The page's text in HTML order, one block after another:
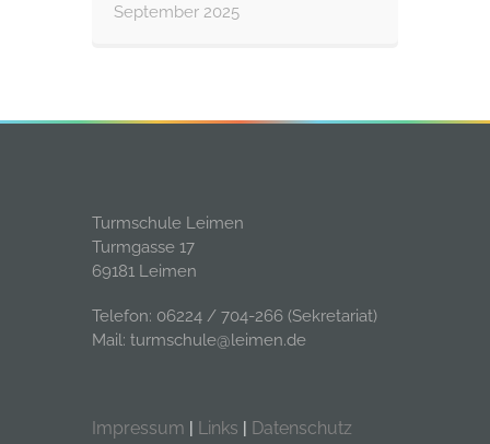
September 2025
Turmschule Leimen
Turmgasse 17
69181 Leimen
Telefon: 06224 / 704-266 (Sekretariat)
Mail: turmschule@leimen.de
Impressum | Links | Datenschutz